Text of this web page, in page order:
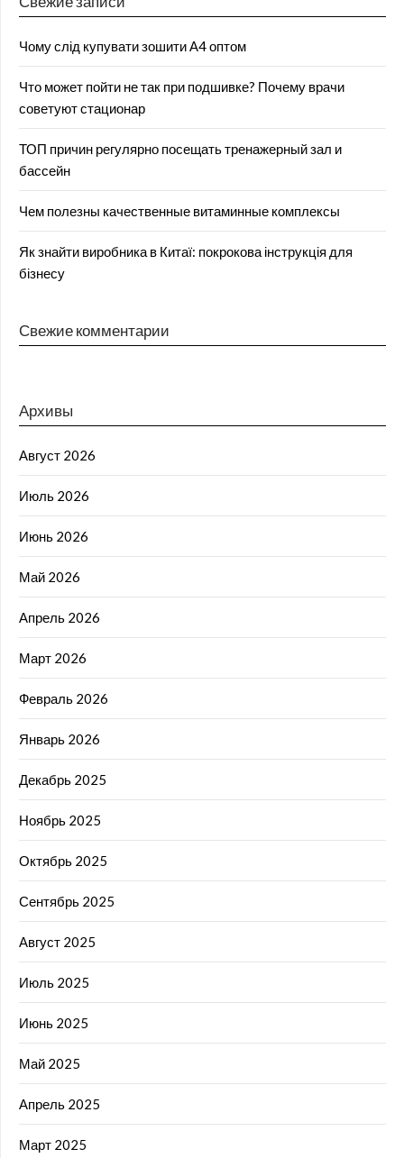
Чому слід купувати зошити А4 оптом
Что может пойти не так при подшивке? Почему врачи
советуют стационар
ТОП причин регулярно посещать тренажерный зал и
бассейн
Чем полезны качественные витаминные комплексы
Як знайти виробника в Китаї: покрокова інструкція для
бізнесу
Свежие комментарии
Архивы
Август 2026
Июль 2026
Июнь 2026
Май 2026
Апрель 2026
Март 2026
Февраль 2026
Январь 2026
Декабрь 2025
Ноябрь 2025
Октябрь 2025
Сентябрь 2025
Август 2025
Июль 2025
Июнь 2025
Май 2025
Апрель 2025
Март 2025